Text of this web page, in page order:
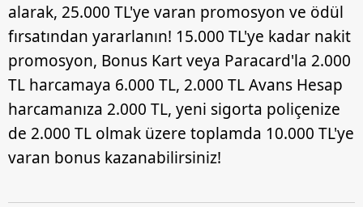
alarak, 25.000 TL'ye varan promosyon ve ödül
fırsatından yararlanın! 15.000 TL'ye kadar nakit
promosyon, Bonus Kart veya Paracard'la 2.000
TL harcamaya 6.000 TL, 2.000 TL Avans Hesap
harcamanıza 2.000 TL, yeni sigorta poliçenize
de 2.000 TL olmak üzere toplamda 10.000 TL'ye
varan bonus kazanabilirsiniz!